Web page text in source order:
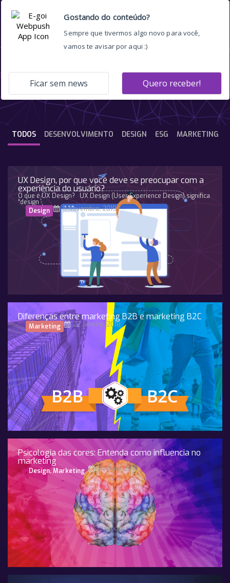
google
DESENVOLVIMENTO DESIGN ESG MARKETING
TODOS
UX Design, por que você deve se preocupar com a
experiência do usuário?
O que é UX Design? UX Design (User Experience Design) significa
“design
Design
11 Novembro, 2019
Diferenças entre marketing B2B e marketing B2C
Marketing 22 Janeiro, 2018
Psicologia das cores: Entenda como influencia no
marketing
Design,Marketing 24 Maio, 2019